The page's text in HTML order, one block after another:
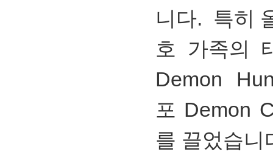
니다. 특히
호 가족의
Demon
포 Demon
를 끌었습